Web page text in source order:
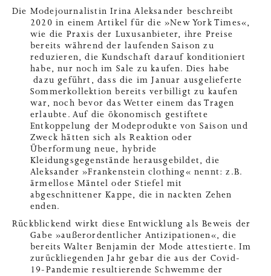
Die Modejournalistin Irina Aleksander beschreibt
2020 in einem Artikel für die »New York Times«,
wie die Praxis der Luxusanbieter, ihre Preise
bereits während der laufenden Saison zu
reduzieren, die Kundschaft darauf konditioniert
habe, nur noch im Sale zu kaufen. Dies habe
dazu geführt, dass die im Januar ausgelieferte
Sommerkollektion bereits verbilligt zu kaufen
war, noch bevor das Wetter einem das Tragen
erlaubte. Auf die ökonomisch gestiftete
Entkoppelung der Modeprodukte von Saison und
Zweck hätten sich als Reaktion oder
Überformung neue, hybride
Kleidungsgegenstände herausgebildet, die
Aleksander »Frankenstein clothing« nennt: z.B.
ärmellose Mäntel oder Stiefel mit
abgeschnittener Kappe, die in nackten Zehen
enden.
Rückblickend wirkt diese Entwicklung als Beweis der
Gabe »außerordentlicher Antizipationen«, die
bereits Walter Benjamin der Mode attestierte. Im
zurückliegenden Jahr gebar die aus der Covid-
19-Pandemie resultierende Schwemme der